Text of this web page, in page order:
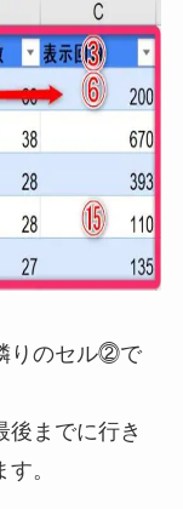
りのセル⓶で
後までに行き
す。